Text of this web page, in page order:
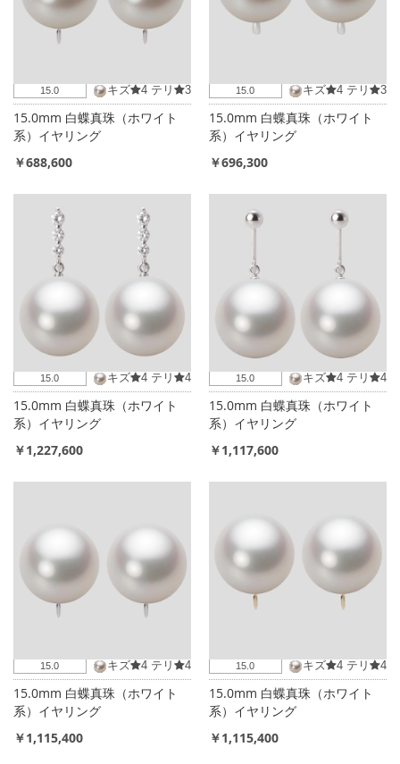
15.0 キズ 4 テリ 3
15.0mm 白蝶真珠（ホワイト
系）イヤリング
￥688,600
15.0 キズ 4 テリ 3
15.0mm 白蝶真珠（ホワイト
系）イヤリング
￥696,300
15.0 キズ 4 テリ 4
15.0mm 白蝶真珠（ホワイト
系）イヤリング
￥1,227,600
15.0 キズ 4 テリ 4
15.0mm 白蝶真珠（ホワイト
系）イヤリング
￥1,117,600
15.0 キズ 4 テリ 4
15.0mm 白蝶真珠（ホワイト
系）イヤリング
￥1,115,400
15.0 キズ 4 テリ 4
15.0mm 白蝶真珠（ホワイト
系）イヤリング
￥1,115,400